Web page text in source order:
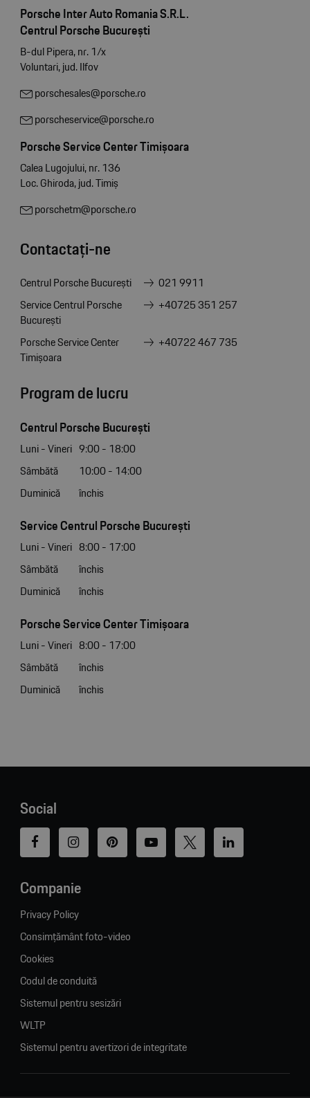
Porsche Inter Auto Romania S.R.L.
Centrul Porsche București
B-dul Pipera, nr. 1/x
Voluntari, jud. Ilfov
porschesales@porsche.ro
porscheservice@porsche.ro
Porsche Service Center Timișoara
Calea Lugojului, nr. 136
Loc. Ghiroda, jud. Timiș
porschetm@porsche.ro
Contactați-ne
Centrul Porsche București
021 9911
Service Centrul Porsche
București
+40725 351 257
Porsche Service Center
Timișoara
+40722 467 735
Program de lucru
Centrul Porsche București
Luni - Vineri 9:00 - 18:00
Sâmbătă
10:00 - 14:00
Duminică
închis
Service Centrul Porsche București
Luni - Vineri 8:00 - 17:00
Sâmbătă
închis
Duminică
închis
Porsche Service Center Timișoara
Luni - Vineri 8:00 - 17:00
Sâmbătă
închis
Duminică
închis
Social
Companie
Privacy Policy
Consimțământ foto-video
Cookies
Codul de conduită
Sistemul pentru sesizări
WLTP
Sistemul pentru avertizori de integritate